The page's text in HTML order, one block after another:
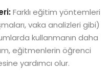
Farklı eğitim yöntemleri
vaka analizleri gibi)
kullanmanın daha
eğitmenlerin öğrenci
yardımcı olur.